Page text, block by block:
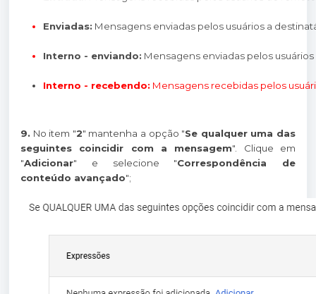
Enviadas: Mensagens enviadas pelos usuários a
Interno - enviando: Mensagens enviadas pelos
Interno - recebendo: Mensagens recebidas pelos
9. No item "2" mantenha a opção "Se qualquer uma das
seguintes coincidir com a mensagem". Clique em
"Adicionar" e selecione "Correspondência de
conteúdo avançado";